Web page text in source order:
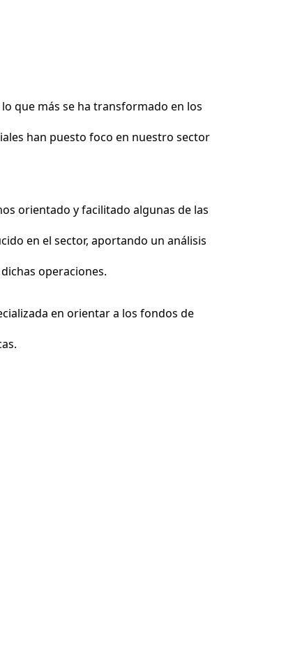
que más se ha transformado en los
han puesto foco en nuestro sector
orientado y facilitado algunas de las
en el sector, aportando un análisis
operaciones.
en orientar a los fondos de